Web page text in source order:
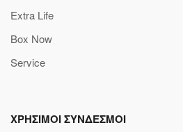
Extra Life
Box Now
Service
ΧΡΗΣΙΜΟΙ ΣΥΝΔΕΣΜΟΙ